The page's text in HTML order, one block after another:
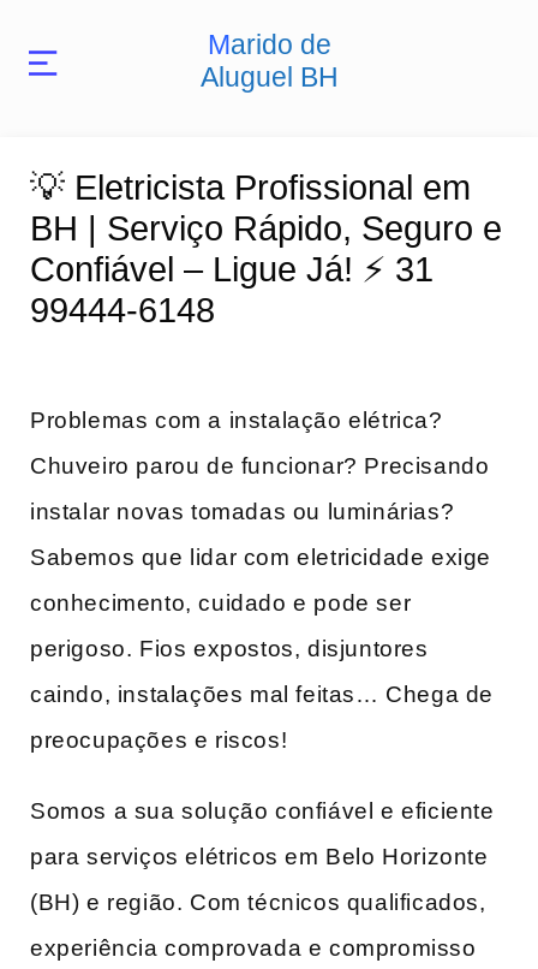
Marido de
Aluguel BH
💡 Eletricista Profissional em
BH | Serviço Rápido, Seguro e
Confiável – Ligue Já! ⚡ 31
99444-6148
Problemas com a instalação elétrica?
Chuveiro parou de funcionar? Precisando
instalar novas tomadas ou luminárias?
Sabemos que lidar com eletricidade exige
conhecimento, cuidado e pode ser
perigoso. Fios expostos, disjuntores
caindo, instalações mal feitas… Chega de
preocupações e riscos!
Somos a sua solução confiável e eficiente
para serviços elétricos em Belo Horizonte
(BH) e região. Com técnicos qualificados,
experiência comprovada e compromisso